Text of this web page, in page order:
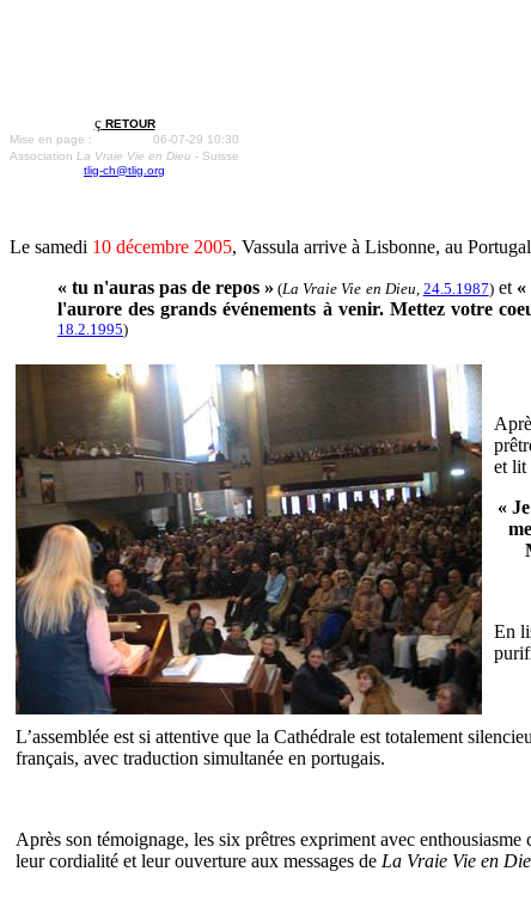
çRETOUR
Mise en page :
06-07-29 10:30
Association La Vraie Vie en Dieu - Suisse
tlig-ch@tlig.org
Le samedi 10 décembre 2005, Vassula arrive à Lisbonne, au
« tu n'auras pas de repos » (La Vraie Vie en Dieu, 24.5.1987)et
l'aurore des grands événements à venir. Mettez votre
18.2.1995)
et lit
«
En
L’assemblée est si attentive que la Cathédrale est totalement
français, avec traduction simultanée en portugais.
Après son témoignage, les six prêtres expriment avec
leur cordialité et leur ouverture aux messages de La Vraie Vie en